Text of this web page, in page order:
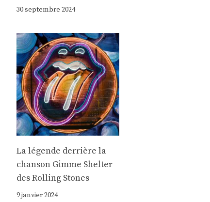
30 septembre 2024
La légende derrière la
chanson Gimme Shelter
des Rolling Stones
9 janvier 2024